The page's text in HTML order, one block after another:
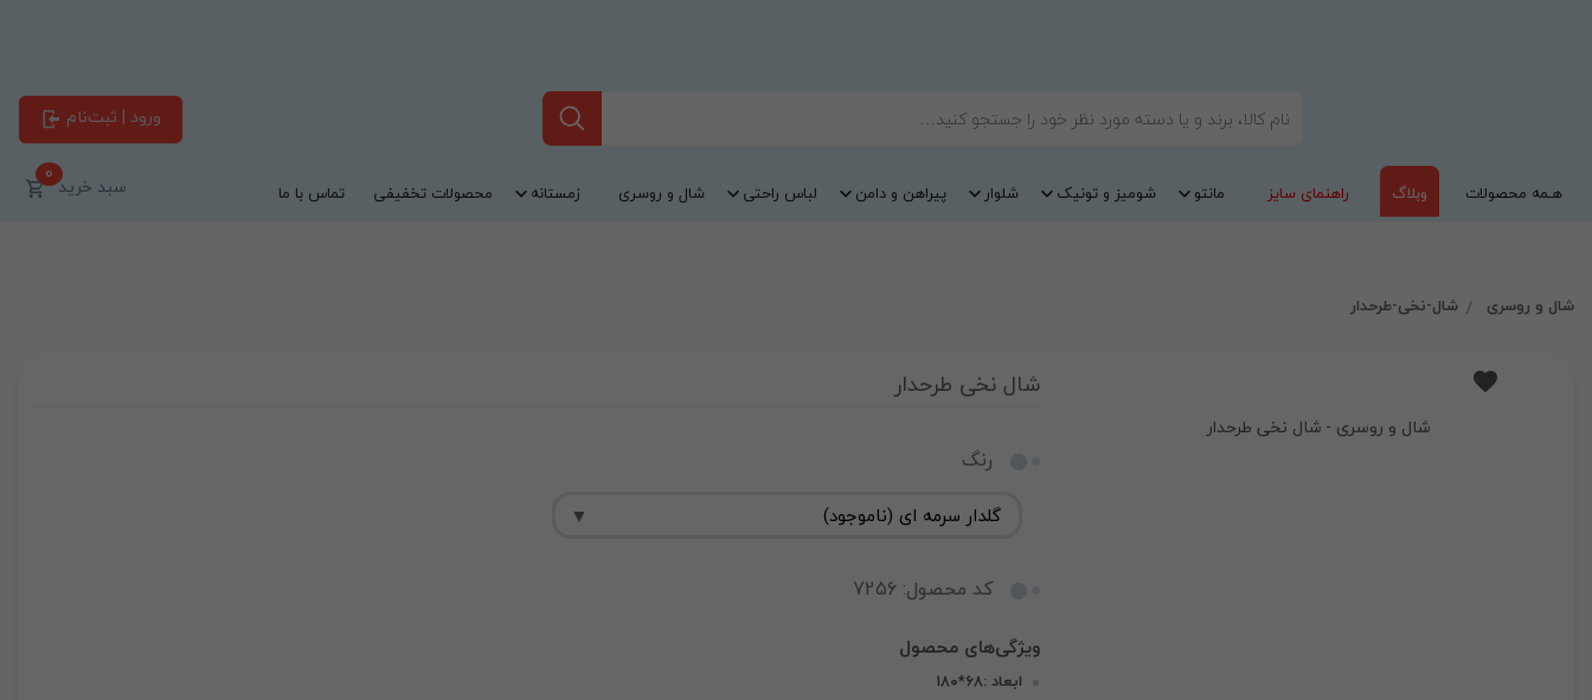
ورود | ثبت‌نام
هـمه محصولات وبلاگ راهنمای سایز مانتو شومیز و تونیک شلوار پیراهن و دامن لباس راحتی شال و روسری زمستانه محصولات تخفیفی تماس با ما سبد خرید0
شال و روسری شال-نخی-طرحدار
شال و روسری - شال نخی طرحدار
شال نخی طرحدار
رنگ
کد محصول: 7256
ابعاد :۶۸*۱۸۰